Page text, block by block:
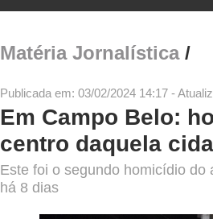
Matéria Jornalística/
Publicada em: 03/02/2024 14:17 -
Em Campo Belo:
centro daquela
Este foi o segundo homicídio
há 8 dias